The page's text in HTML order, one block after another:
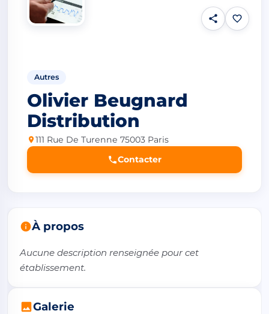
Autres
Olivier Beugnard
Distribution
111 Rue De Turenne 75003 Paris
Contacter
À propos
Aucune description renseignée pour cet
établissement.
Galerie